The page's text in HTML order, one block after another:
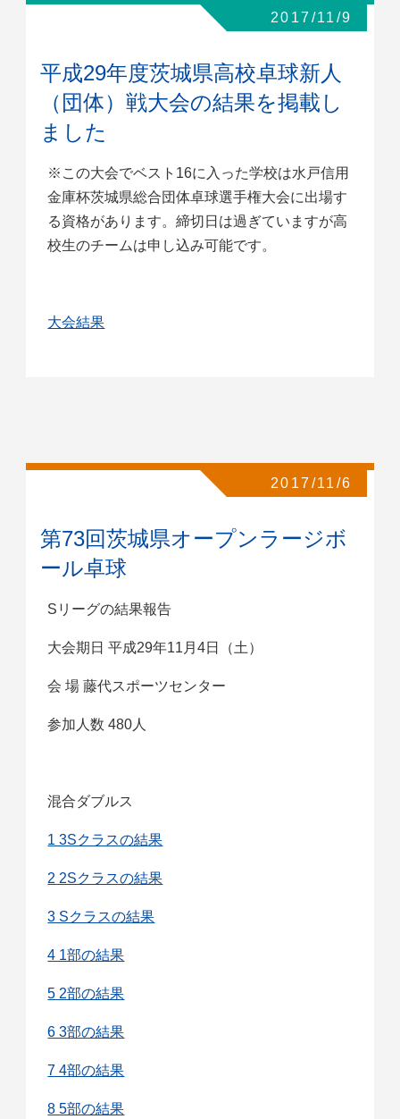
平成29年度茨城県高校卓球新人
（団体）戦大会の結果を掲載し
ました
2017/11/9
※この大会でベスト16に入った学校は水戸信用
金庫杯茨城県総合団体卓球選手権大会に出場す
る資格があります。締切日は過ぎていますが高
校生のチームは申し込み可能です。
大会結果
第73回茨城県オープンラージボ
ール卓球
2017/11/6
Sリーグの結果報告
大会期日 平成29年11月4日（土）
会 場 藤代スポーツセンター
参加人数 480人
混合ダブルス
1 3Sクラスの結果
2 2Sクラスの結果
3 Sクラスの結果
4 1部の結果
5 2部の結果
6 3部の結果
7 4部の結果
8 5部の結果